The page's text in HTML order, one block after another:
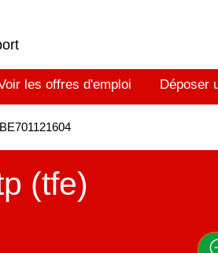
les offres d'emploi Déposer
(tfe)